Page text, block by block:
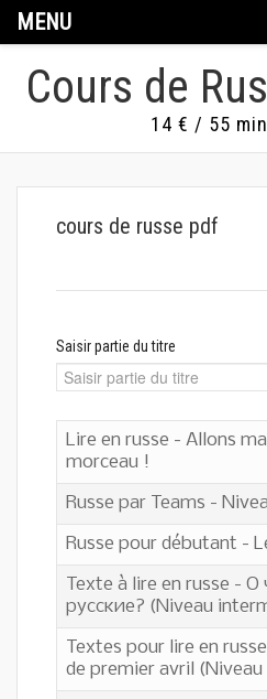
MENU
Cours de
14 € / 55
cours de russe pdf
Saisir partie du titre
Lire en russe - Allons
morceau !
Russe par Teams -
Russe pour débutant -
Texte à lire en russe - О
русские? (Niveau
Textes pour lire en
de premier avril